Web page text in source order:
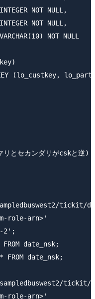
(lo_custkey,
リとセカンダリがcskと逆)
tickit/
role-arn>'
2';
date_nsk;
FROM date_nsk;
role-arn>'